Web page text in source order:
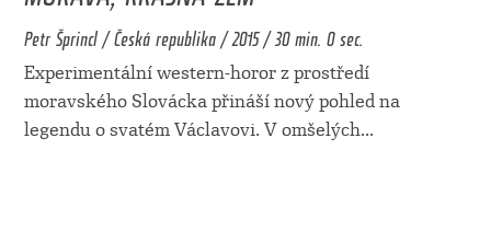
Petr Šprincl / Česká republika / 2015 / 30 min. 0 sec.
Experimentální western-horor z prostředí
moravského Slovácka přináší nový pohled na
legendu o svatém Václavovi. V omšelých...